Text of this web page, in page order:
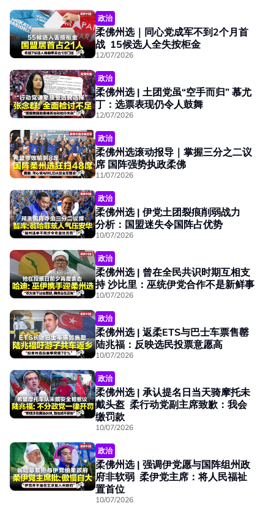
政治
柔佛州选｜同心党成军不到2个月首
战 15候选人全失按柜金
12/07/2026
政治
柔佛州选 | 土团党虽“空手而归” 慕尤
丁：选票表现仍令人鼓舞
12/07/2026
政治
柔佛州选滚动报导｜掌握三分之二议
席 国阵强势执政柔佛
11/07/2026
政治
柔佛州选 | 伊党土团裂痕削弱战力
分析：国盟迷失令国阵占优势
10/07/2026
政治
柔佛州选 | 曾在全民共识时期互相支
持 沙比里：巫统伊党合作不是新鲜事
10/07/2026
政治
柔佛州选 | 返柔ETS与巴士车票售罄
陆兆福：反映选民投票意愿高
10/07/2026
政治
柔佛州选 | 承认提名日当天骑摩托未
戴头盔 柔行动党副主席致歉：我会
缴罚款
10/07/2026
政治
柔佛州选 | 强调伊党愿与国阵组州政
府非软弱 柔伊党主席：将人民福祉
置首位
10/07/2026